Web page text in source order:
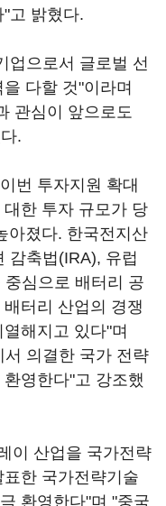
고 밝혔다.
업으로서 글로벌 선
다할 것"이라며
관심이 앞으로도
.
번 투자지원 확대
한 투자 규모가 당
아졌다. 한국전지산
감축법(IRA), 유럽
심으로 배터리 공
터리 산업의 경쟁
해지고 있다"며
의결한 국가 전략
영한다"고 강조했
이 산업을 국가전략
한 국가전략기술
환영한다"며 "중국